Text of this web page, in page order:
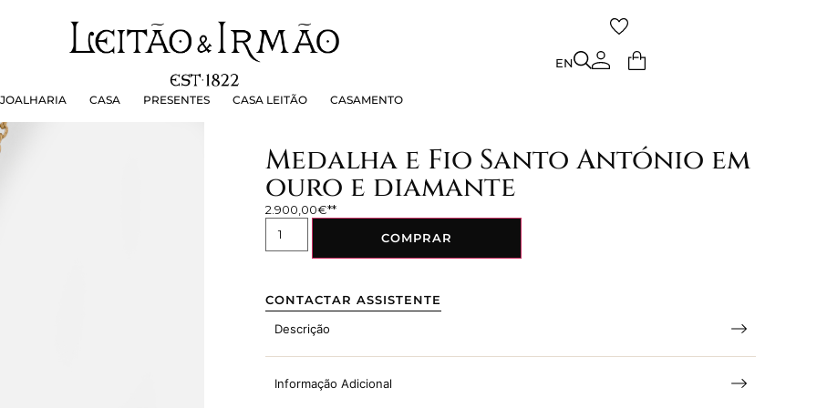
JOALHARIA CASA PRESENTES CASA LEITÃO CASAMENTO
EN
PRESENTES CASA LEITÃO
Medalha e Fio Santo António em
ouro e diamante
2.900,00€
COMPRAR
CONTACTAR ASSISTENTE
Descrição
Informação Adicional